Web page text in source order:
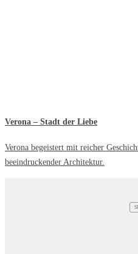
Verona – Stadt der Liebe
Verona begeistert mit reicher
beeindruckender Architektur.